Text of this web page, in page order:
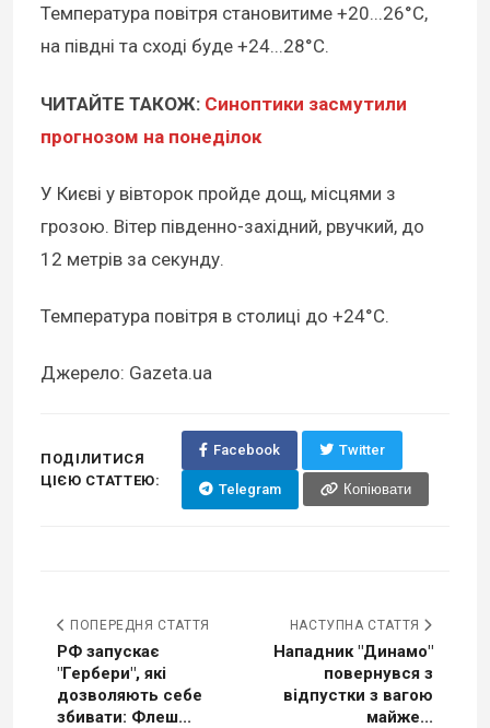
Температура повітря становитиме +20...26°C,
на півдні та сході буде +24...28°C.
ЧИТАЙТЕ ТАКОЖ: Синоптики засмутили
прогнозом на понеділок
У Києві у вівторок пройде дощ, місцями з
грозою. Вітер південно-західний, рвучкий, до
12 метрів за секунду.
Температура повітря в столиці до +24°C.
Джерело: Gazeta.ua
ПОДІЛИТИСЯ
ЦІЄЮ СТАТТЕЮ:
Facebook Twitter
Telegram Копіювати
ПОПЕРЕДНЯ СТАТТЯ
РФ запускає
"Гербери", які
дозволяють себе
збивати: Флеш...
НАСТУПНА СТАТТЯ
Нападник "Динамо"
повернувся з
відпустки з вагою
майже...